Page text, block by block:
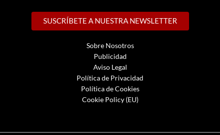
SUSCRÍBETE A NUESTRA NEWSLETTER
Sobre Nosotros
Publicidad
Aviso Legal
Política de Privacidad
Política de Cookies
Cookie Policy (EU)